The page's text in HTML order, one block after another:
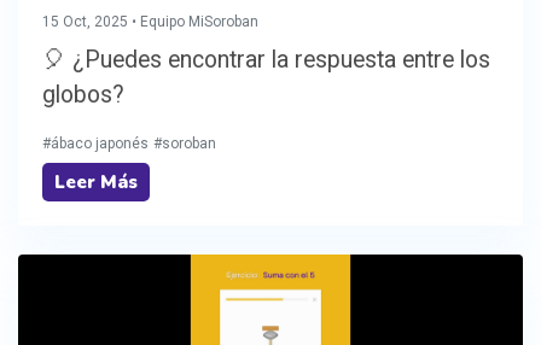
15 Oct, 2025 • Equipo MiSoroban
🎈 ¿Puedes encontrar la respuesta entre los
globos?
#ábaco japonés #soroban
Leer Más